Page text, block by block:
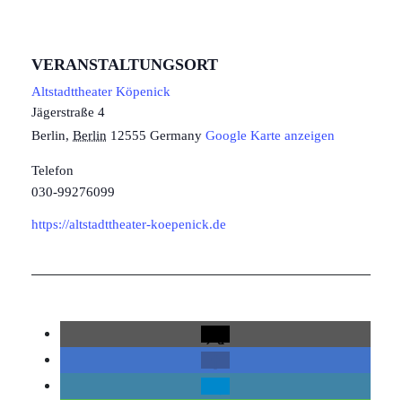
VERANSTALTUNGSORT
Altstadttheater Köpenick
Jägerstraße 4
Berlin, Berlin 12555 Germany Google Karte anzeigen
Telefon
030-99276099
https://altstadttheater-koepenick.de